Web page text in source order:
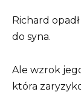
Richard
do syna.
Ale wzrok
która